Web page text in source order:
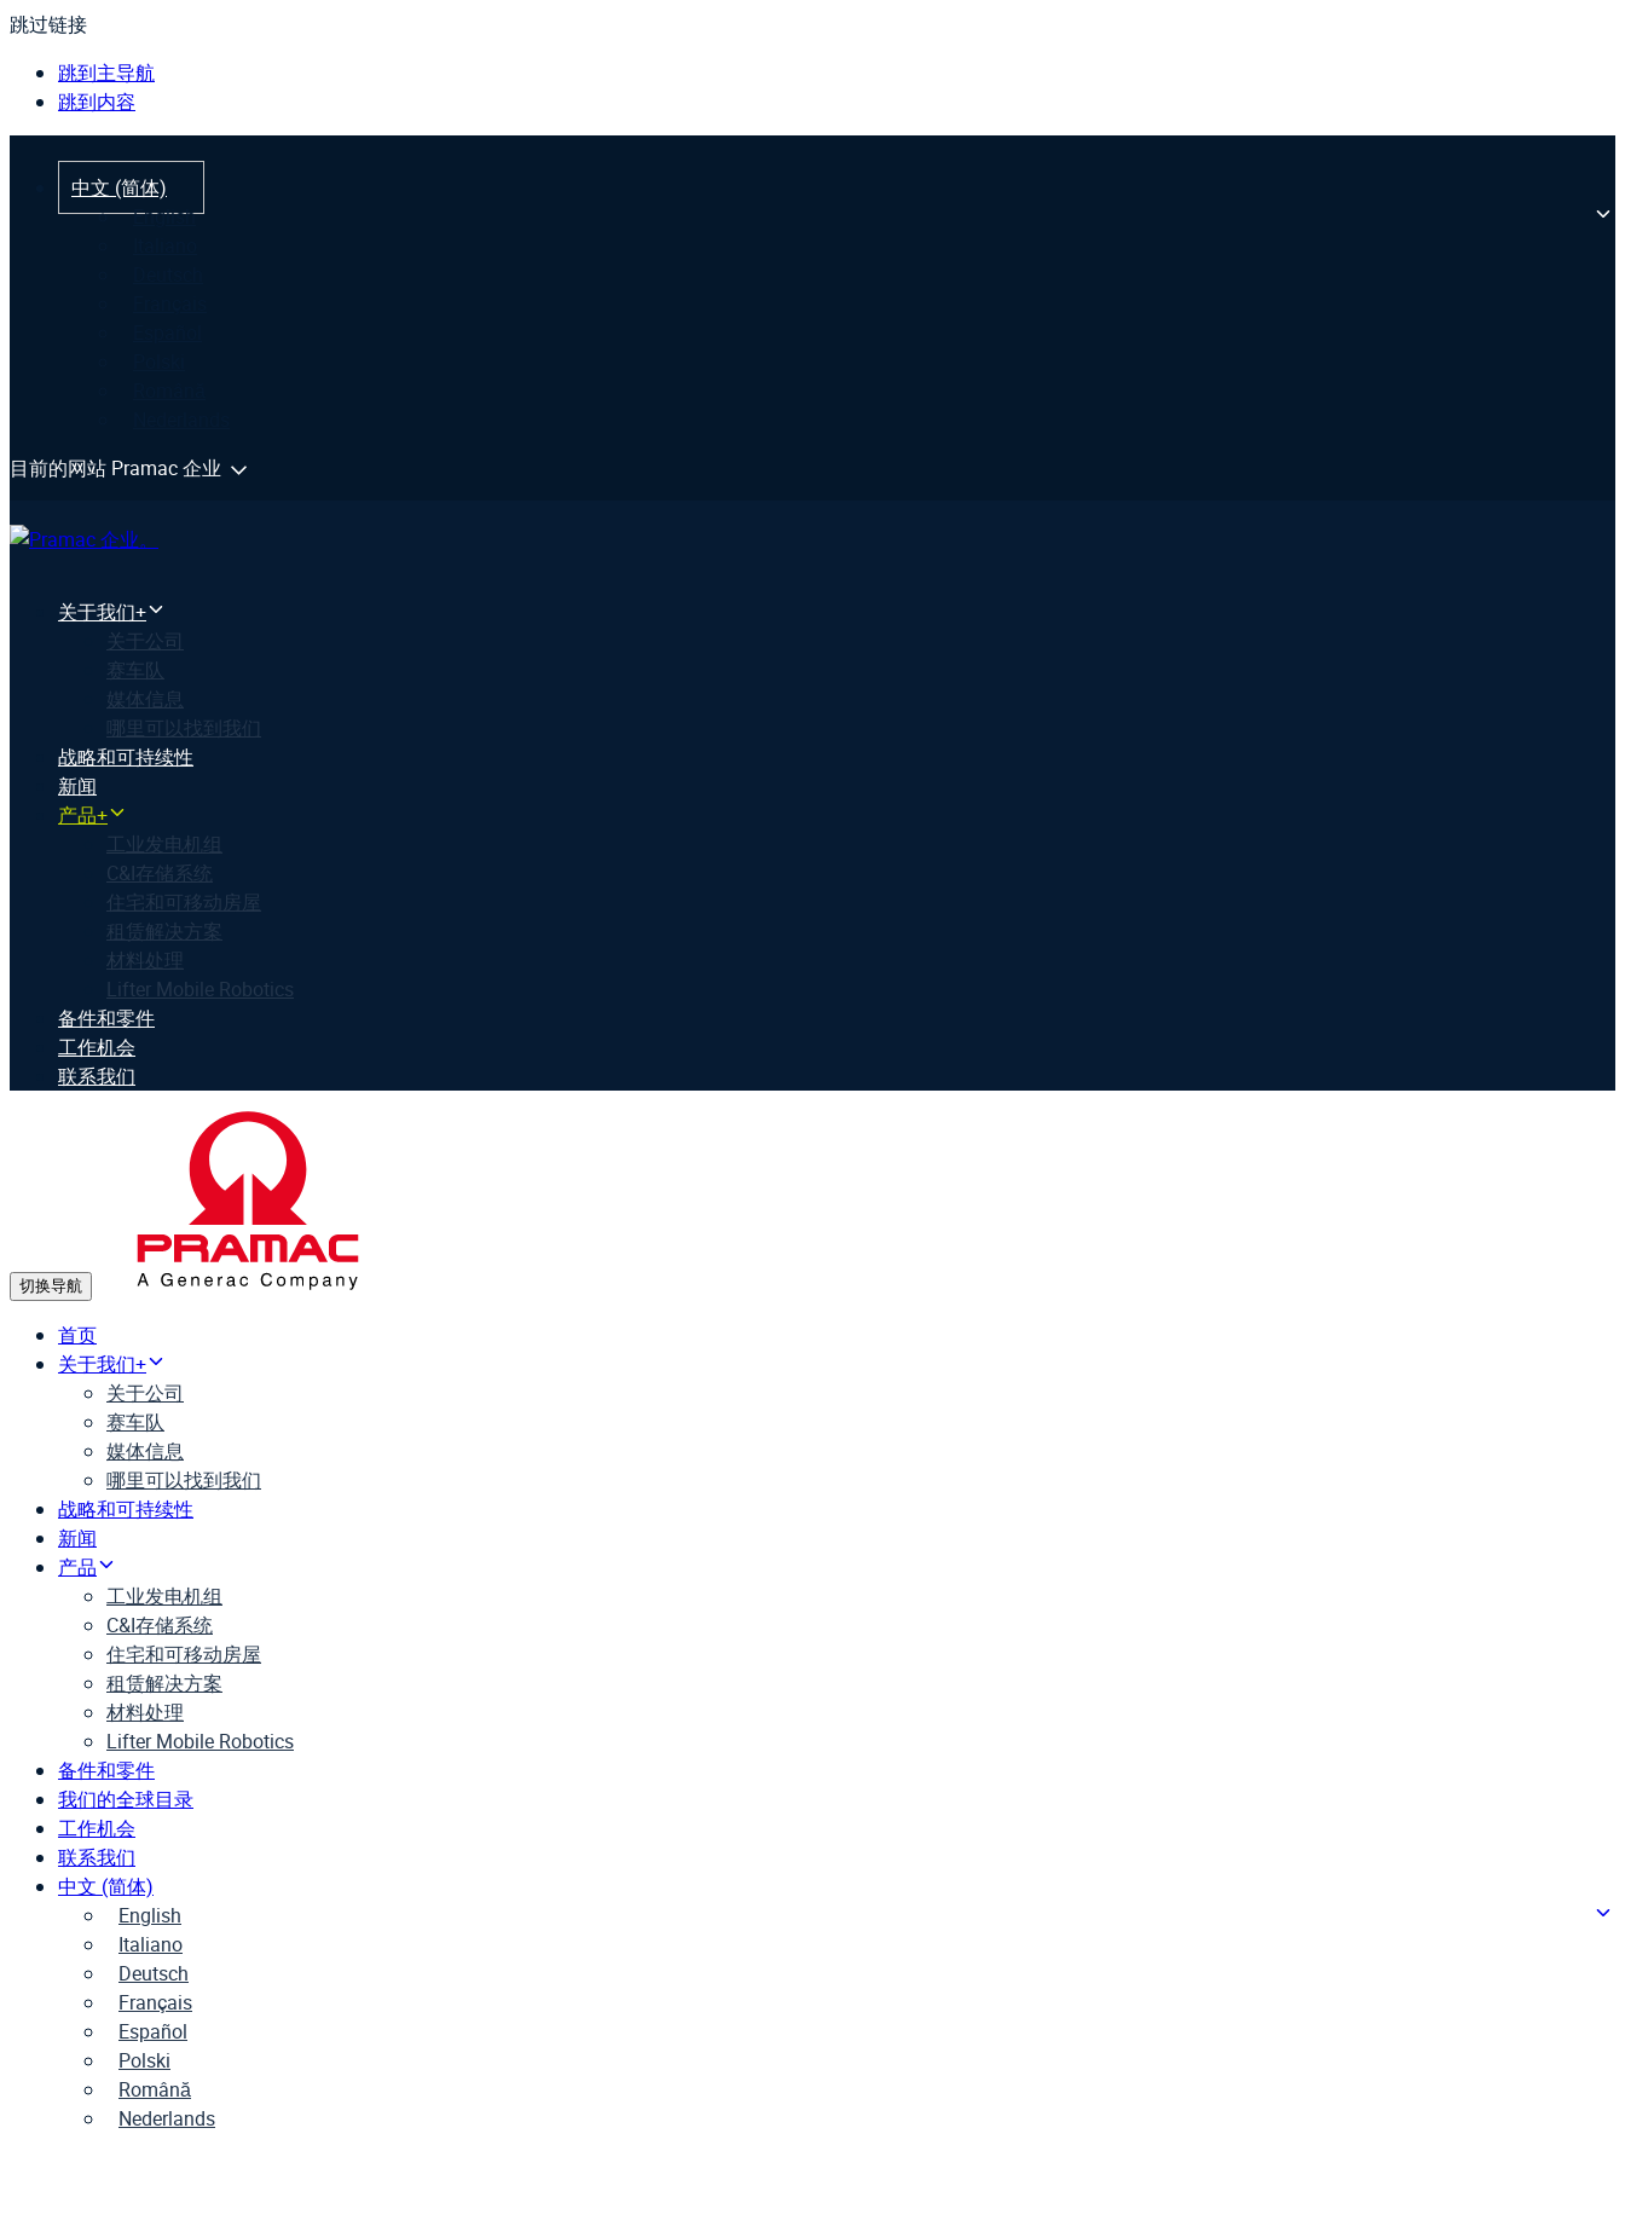
跳过链接
跳到主导航
跳到内容
中文 (简体)
English
目前的网站 Pramac 企业
关于我们+
关于公司
赛车队
媒体信息
哪里可以找到我们
战略和可持续性
新闻
产品+
工业发电机组
C&I存储系统
住宅和可移动房屋
租赁解决方案
材料处理
Lifter Mobile Robotics
备件和零件
工作机会
联系我们
切换导航
首页
关于我们+
关于公司
赛车队
媒体信息
哪里可以找到我们
战略和可持续性
新闻
产品
工业发电机组
C&I存储系统
住宅和可移动房屋
租赁解决方案
材料处理
Lifter Mobile Robotics
备件和零件
我们的全球目录
工作机会
联系我们
中文 (简体)
English
Italiano
Deutsch
Français
Español
Polski
Română
Nederlands